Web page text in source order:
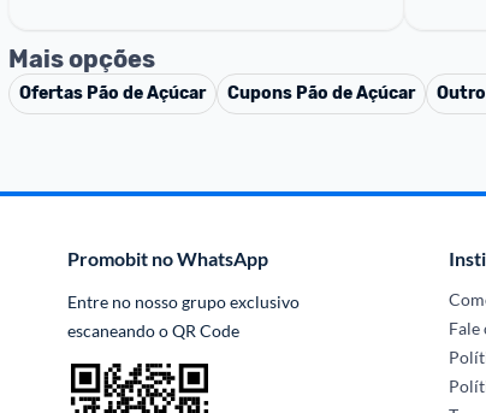
Mais opções
Ofertas Pão de Açúcar Cupons Pão de Açúcar
Promobit no WhatsApp
Entre no nosso grupo exclusivo
escaneando o QR Code
Fale